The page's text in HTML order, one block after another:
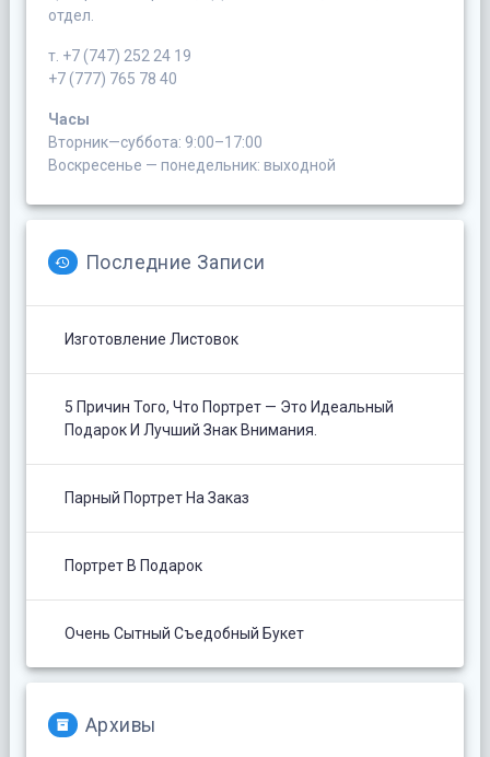
отдел.
т. +7 (747) 252 24 19
+7 (777) 765 78 40
Часы
Вторник—суббота: 9:00–17:00
Воскресенье — понедельник: выходной
Последние Записи
Изготовление Листовок
5 Причин Того, Что Портрет — Это Идеальный
Подарок И Лучший Знак Внимания.
Парный Портрет На Заказ
Портрет В Подарок
Очень Сытный Съедобный Букет
Архивы